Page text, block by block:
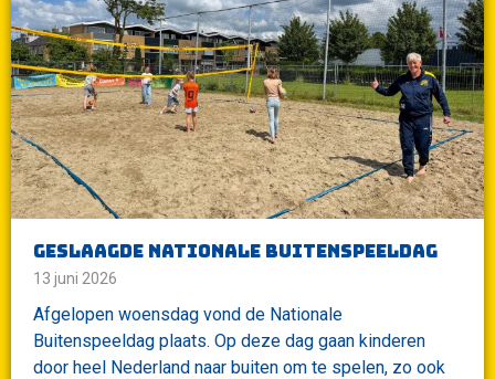
Geslaagde nationale buitenspeeldag
13 juni 2026
Afgelopen woensdag vond de Nationale
Buitenspeeldag plaats. Op deze dag gaan kinderen
door heel Nederland naar buiten om te spelen, zo ook